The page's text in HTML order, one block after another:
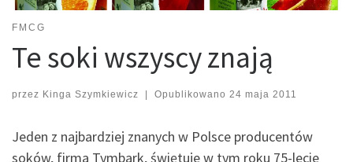
FMCG
Te soki wszyscy znają
przez Kinga Szymkiewicz Opublikowano 24 maja 2011
Jeden z najbardziej znanych w Polsce producentów
soków, firma Tymbark, świętuje w tym roku 75-lecie